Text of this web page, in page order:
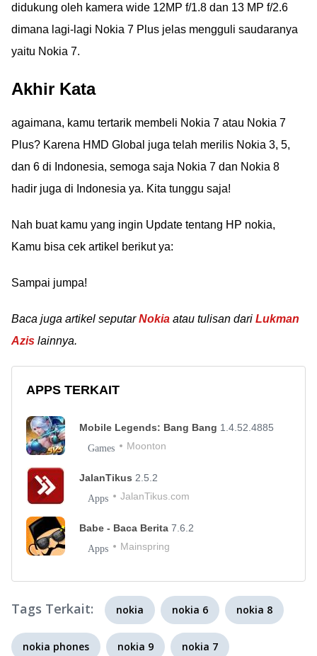
didukung oleh kamera wide 12MP f/1.8 dan 13 MP f/2.6
dimana lagi-lagi Nokia 7 Plus jelas mengguli saudaranya
yaitu Nokia 7.
Akhir Kata
agaimana, kamu tertarik membeli Nokia 7 atau Nokia 7
Plus? Karena HMD Global juga telah merilis Nokia 3, 5,
dan 6 di Indonesia, semoga saja Nokia 7 dan Nokia 8
hadir juga di Indonesia ya. Kita tunggu saja!
Nah buat kamu yang ingin Update tentang HP nokia,
Kamu bisa cek artikel berikut ya:
Sampai jumpa!
Baca juga artikel seputarNokia atau tulisan dari Lukman
Azis lainnya.
APPS TERKAIT
Mobile Legends: Bang Bang 1.4.52.4885
Games Moonton
JalanTikus 2.5.2
Apps JalanTikus.com
Babe - Baca Berita 7.6.2
Apps Mainspring
Tags Terkait: nokia nokia 6 nokia 8
nokia phones nokia 9 nokia 7